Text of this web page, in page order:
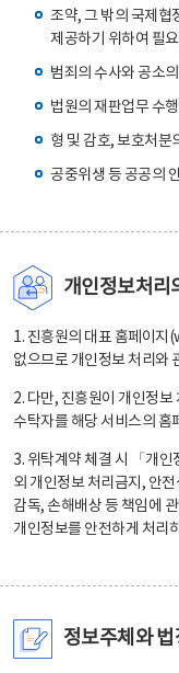
조약, 그 밖의 국제협
제공하기 위하여 필
범죄의 수사와 공소
법원의 재판업무 수
형 및 감호, 보호처분
공중위생 등 공공의
개인정보처리
1. 진흥원의 대표 홈페이
없으므로 개인정보 처리와
2. 다만, 진흥원이 개인정
수탁자를 해당 서비스의 홈
3. 위탁계약 체결 시 「개
외 개인정보 처리금지, 안
감독, 손해배상 등 책임에
개인정보를 안전하게 처리
정보주체와 법